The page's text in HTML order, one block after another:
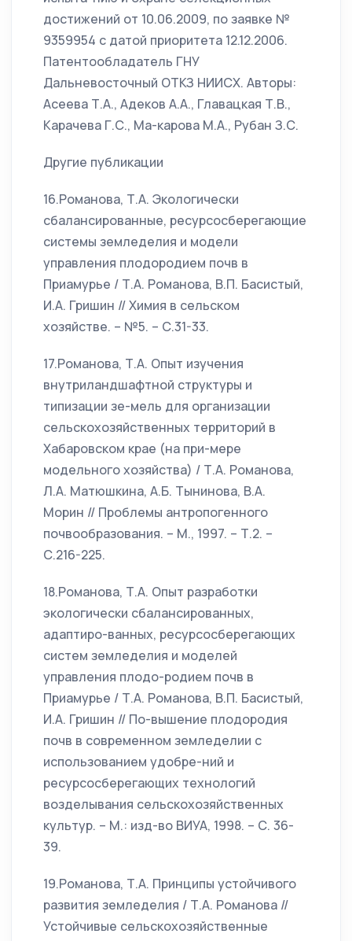
достижений от 10.06.2009, по заявке №
9359954 с датой приоритета 12.12.2006.
Патентообладатель ГНУ
Дальневосточный ОТКЗ НИИСХ. Авторы:
Асеева Т.А., Адеков А.А., Главацкая Т.В.,
Карачева Г.С., Ма-карова М.А., Рубан З.С.
Другие публикации
16.Романова, Т.А. Экологически
сбалансированные, ресурсосберегающие
системы земледелия и модели
управления плодородием почв в
Приамурье / Т.А. Романова, В.П. Басистый,
И.А. Гришин // Химия в сельском
хозяйстве. – №5. – С.31-33.
17.Романова, Т.А. Опыт изучения
внутриландшафтной структуры и
типизации зе-мель для организации
сельскохозяйственных территорий в
Хабаровском крае (на при-мере
модельного хозяйства) / Т.А. Романова,
Л.А. Матюшкина, А.Б. Тынинова, В.А.
Морин // Проблемы антропогенного
почвообразования. – М., 1997. – Т.2. –
С.216-225.
18.Романова, Т.А. Опыт разработки
экологически сбалансированных,
адаптиро-ванных, ресурсосберегающих
систем земледелия и моделей
управления плодо-родием почв в
Приамурье / Т.А. Романова, В.П. Басистый,
И.А. Гришин // По-вышение плодородия
почв в современном земледелии с
использованием удобре-ний и
ресурсосберегающих технологий
возделывания сельскохозяйственных
культур. – М.: изд-во ВИУА, 1998. – С. 36-
39.
19.Романова, Т.А. Принципы устойчивого
развития земледелия / Т.А. Романова //
Устойчивые сельскохозяйственные